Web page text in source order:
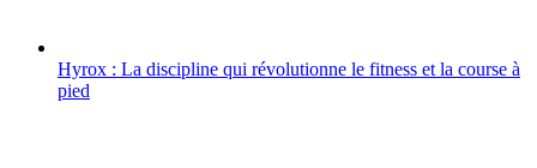
Hyrox : La discipline qui révolutionne le fitness et la course à
pied